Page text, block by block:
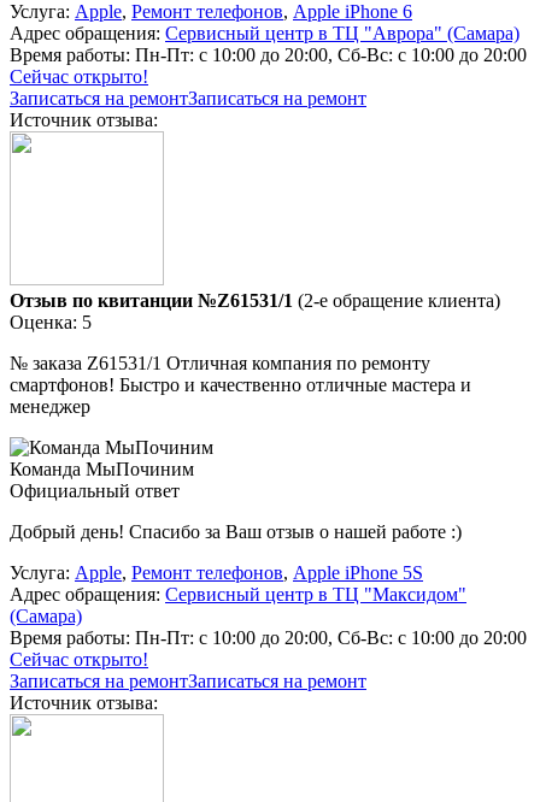
Услуга: Apple, Ремонт телефонов, Apple iPhone 6
Адрес обращения: Сервисный центр в ТЦ "Аврора" (Самара)
Время работы: Пн-Пт: с 10:00 до 20:00, Сб-Вс: с 10:00 до 20:00
Сейчас открыто!
Записаться на ремонтЗаписаться на ремонт
Источник отзыва:
Отзыв по квитанции №Z61531/1 (2-е обращение клиента)
Оценка: 5
№ заказа Z61531/1 Отличная компания по ремонту
смартфонов! Быстро и качественно отличные мастера и
менеджер
Команда МыПочиним
Официальный ответ
Добрый день! Спасибо за Ваш отзыв о нашей работе :)
Услуга: Apple, Ремонт телефонов, Apple iPhone 5S
Адрес обращения: Сервисный центр в ТЦ "Максидом"
(Самара)
Время работы: Пн-Пт: с 10:00 до 20:00, Сб-Вс: с 10:00 до 20:00
Сейчас открыто!
Записаться на ремонтЗаписаться на ремонт
Источник отзыва: